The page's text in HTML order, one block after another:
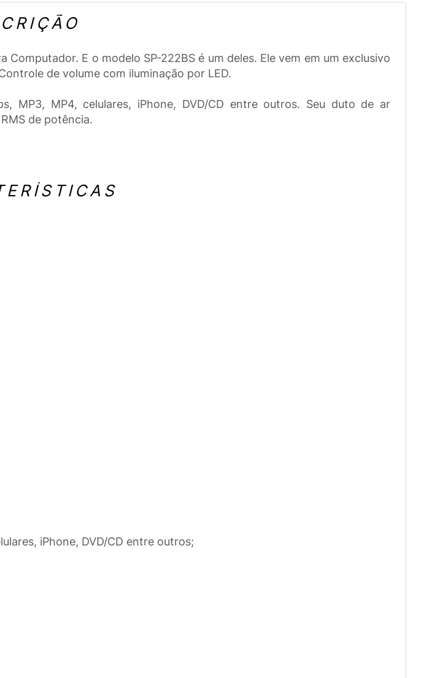
E o modelo SP-222BS é um deles. Ele vem em um exclusivo
de volume com iluminação por LED.
MP3, MP4, celulares, iPhone, DVD/CD entre outros. Seu duto de ar
de potência.
iPhone, DVD/CD entre outros;